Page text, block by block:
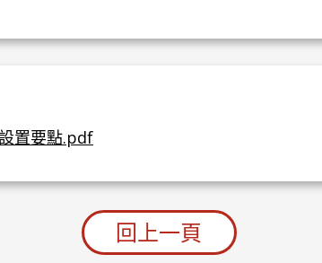
置要點.pdf
回上一頁